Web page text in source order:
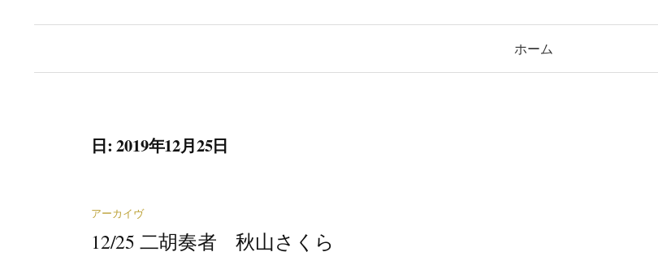
ホーム
日:2019年12月25日
アーカイヴ
12/25 二胡奏者 秋山さくら